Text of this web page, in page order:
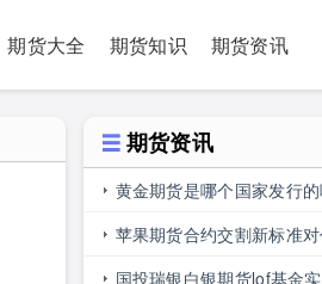
期货大全 期货知识 期货资讯
期货资讯
黄金期货是哪个国家发行
内盘吗)
苹果期货合约交割新标准
合约交割新标准对价格的
国投瑞银白银期货lof基金